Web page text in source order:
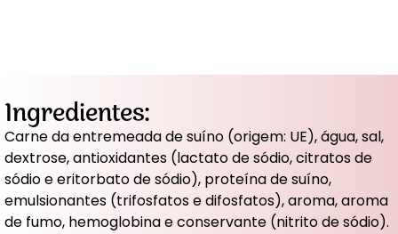
Ingredientes:
Carne da entremeada de suíno (origem: UE), água, sal,
dextrose, antioxidantes (lactato de sódio, citratos de
sódio e eritorbato de sódio), proteína de suíno,
emulsionantes (trifosfatos e difosfatos), aroma, aroma
de fumo, hemoglobina e conservante (nitrito de sódio).